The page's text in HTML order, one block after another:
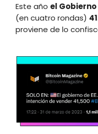
Este año el Gobierno
(en cuatro rondas)
proviene de lo